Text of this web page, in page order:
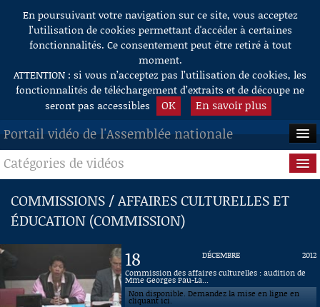
Aller au contenu
En poursuivant votre navigation sur ce site, vous acceptez
l’utilisation de cookies permettant d'accéder à certaines
fonctionnalités. Ce consentement peut être retiré à tout
moment.
ATTENTION : si vous n’acceptez pas l’utilisation de cookies, les
fonctionnalités de téléchargement d’extraits et de découpe ne
seront pas accessibles
OK En savoir plus
Portail vidéo de l'Assemblée nationale
ACCUEIL
EN DIRECT
À LA DEMANDE
RECHERCHE
AIDE À LA DÉCOUPE
DE VIDÉOS
Catégories de vidéos
Séance publique
Questions au Gouvernement
Commissions
Présidence
COMMISSIONS / AFFAIRES CULTURELLES ET
ÉDUCATION (COMMISSION)
18 DÉCEMBRE
2012
Commission des affaires culturelles : audition de
Mme Georges Pau-La...
Non disponible. Demandez la mise en ligne en
cliquant ici.